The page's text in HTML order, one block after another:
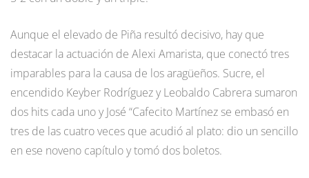
Aunque el elevado de Piña resultó decisivo, hay que
destacar la actuación de Alexi Amarista, que conectó tres
imparables para la causa de los aragüeños. Sucre, el
encendido Keyber Rodríguez y Leobaldo Cabrera sumaron
dos hits cada uno y José “Cafecito Martínez se embasó en
tres de las cuatro veces que acudió al plato: dio un sencillo
en ese noveno capítulo y tomó dos boletos.